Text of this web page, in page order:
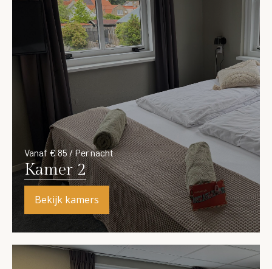
Vanaf € 85 / Per nacht
Kamer 2
Bekijk kamers